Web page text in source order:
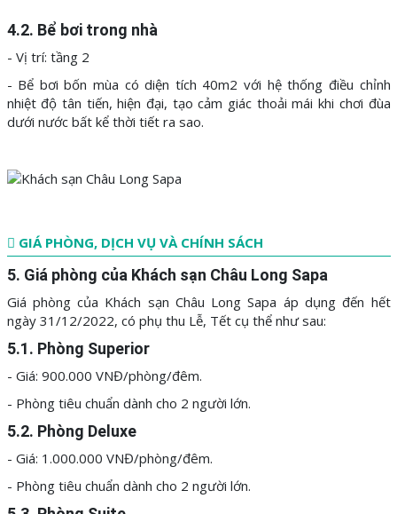
4.2. Bể bơi trong nhà
- Vị trí: tầng 2
- Bể bơi bốn mùa có diện tích 40m2 với hệ thống điều chỉnh
nhiệt độ tân tiến, hiện đại, tạo cảm giác thoải mái khi chơi đùa
dưới nước bất kể thời tiết ra sao.
GIÁ PHÒNG, DỊCH VỤ VÀ CHÍNH SÁCH
5. Giá phòng của Khách sạn Châu Long Sapa
Giá phòng của Khách sạn Châu Long Sapa áp dụng đến hết
ngày 31/12/2022, có phụ thu Lễ, Tết cụ thể như sau:
5.1. Phòng Superior
- Giá: 900.000 VNĐ/phòng/đêm.
- Phòng tiêu chuẩn dành cho 2 người lớn.
5.2. Phòng Deluxe
- Giá: 1.000.000 VNĐ/phòng/đêm.
- Phòng tiêu chuẩn dành cho 2 người lớn.